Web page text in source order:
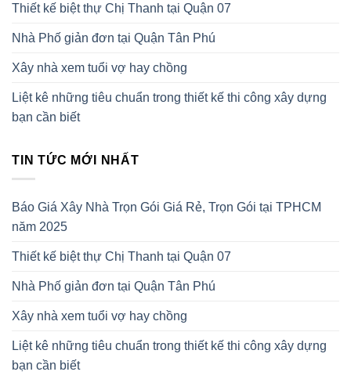
Thiết kế biệt thự Chị Thanh tại Quận 07
Nhà Phố giản đơn tại Quận Tân Phú
Xây nhà xem tuổi vợ hay chồng
Liệt kê những tiêu chuẩn trong thiết kế thi công xây dựng
bạn cần biết
TIN TỨC MỚI NHẤT
Báo Giá Xây Nhà Trọn Gói Giá Rẻ, Trọn Gói tại TPHCM
năm 2025
Thiết kế biệt thự Chị Thanh tại Quận 07
Nhà Phố giản đơn tại Quận Tân Phú
Xây nhà xem tuổi vợ hay chồng
Liệt kê những tiêu chuẩn trong thiết kế thi công xây dựng
bạn cần biết